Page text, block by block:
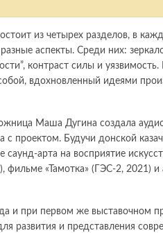
из четырех разделов, в
аспекты. Среди них:
контраст силы и
вдохновленный идеями
Маша Дугина создала
с проектом. Будучи донской
арта на восприятие
фильме «Тамотка» (ГЭС-2, 2021)
и при первом же выставочном
развития и представления